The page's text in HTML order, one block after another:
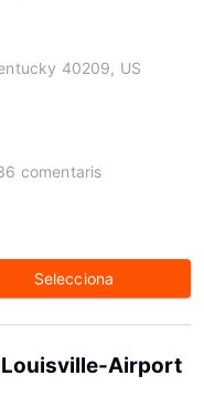
40209, US
comentaris
Selecciona
Louisville-Airport